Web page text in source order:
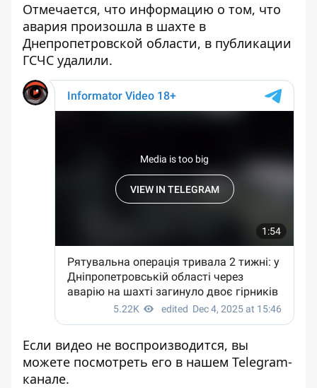
Отмечается, что информацию о том, что
авария произошла в шахте в
Днепропетровской области, в публикации
ГСЧС удалили.
Если видео не воспроизводится, вы
можете посмотреть его в нашем Telegram-
канале.